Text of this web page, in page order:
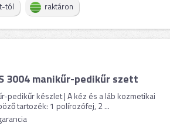
tól raktáron
3004 manikűr-pedikűr szett
pedikűr készlet | A kéz és a láb kozmetikai
tartozék: 1 polírozófej, 2 ...